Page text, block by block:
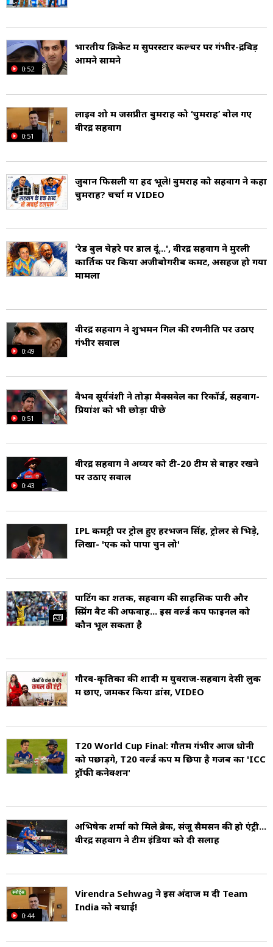
सहवाग ने 20 अक्टूबर 2015 को क्रिकेट और आईपीएल
के सभी प्रारूपों से संन्यास की घोषणा कर दी (Virender
सहवाग का जन्म 20 अक्टूबर 1978 को दिल्ली में एक
जाट परिवार में हुआ था (Virender Sehwag Born).
उनके पिता अनाज व्यापारी हैं. उन्होंने जामिया मिल्लिया
इस्लामिया से स्नातक की है.
और उनके दो बेटे हैं (Virender Sehwag Family).
0:52
भारतीय क्रिकेट में सुपरस्टार कल्चर पर गंभीर-द्रविड़
आमने सामने
0:51
लाइव शो में जसप्रीत बुमराह को ‘चुमराह’ बोल गए
वीरेंद्र सहवाग
जुबान फ‍िसली या हद भूले! बुमराह को सहवाग ने कहा
चुमराह? चर्चा में VIDEO
'रेड बुल चेहरे पर डाल दूं...', वीरेंद्र सहवाग ने मुरली
कार्त‍िक पर किया अजीबोगरीब कमेंट, असहज हो गया
मामला
0:49
वीरेंद्र सहवाग ने शुभमन गिल की रणनीति पर उठाए
गंभीर सवाल
0:51
वैभव सूर्यवंशी ने तोड़ा मैक्सवेल का रिकॉर्ड, सहवाग-
प्रियांश को भी छोड़ा पीछे
0:43
वीरेंद्र सहवाग ने अय्यर को टी-20 टीम से बाहर रखने
पर उठाए सवाल
IPL कमेंट्री पर ट्रोल हुए हरभजन सिंह, ट्रोलर से भिड़े,
लिखा- 'एक को पापा चुन लो'
पोंटिंग का शतक, सहवाग की साहसिक पारी और
स्प्रिंग बैट की अफवाहें... इस वर्ल्ड कप फाइनल को
कौन भूल सकता है
गौरव-कृतिका की शादी में युवराज-सहवाग देसी लुक
में छाए, जमकर किया डांस, VIDEO
T20 World Cup Final: गौतम गंभीर आज धोनी
को पछाड़ेंगे, T20 वर्ल्ड कप में छ‍िपा है गजब का 'ICC
ट्रॉफी कनेक्शन'
अभिषेक शर्मा को मिले ब्रेक, संजू सैमसन की हो एंट्री...
वीरेंद्र सहवाग ने टीम इंडिया को दी सलाह
0:44
Virendra Sehwag ने इस अंदाज में दी Team
India को बधाई!